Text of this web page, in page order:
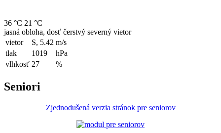
36 °C 21 °C
jasná obloha, dosť čerstvý severný vietor
vietor
S, 5.42 m/s
tlak
1019
hPa
vlhkosť 27 %
Seniori
Zjednodušená verzia stránok pre seniorov